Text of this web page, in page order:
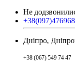
Не
Дніпро,
+38 (067) 549 74 47